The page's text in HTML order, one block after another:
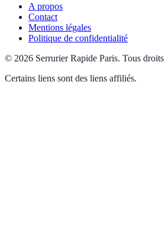
A propos
Contact
Mentions légales
Politique de confidentialité
© 2026 Serrurier Rapide Paris. Tous droits
Certains liens sont des liens affiliés.